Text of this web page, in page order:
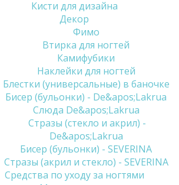
Кисти для дизайна
Декор
Фимо
Втирка для ногтей
Камифубики
Наклейки для ногтей
Блестки (универсальные) в баночке
Бисер (бульонки) - De&apos;Lakrua
Слюда De&apos;Lakrua
Стразы (стекло и акрил) -
De&apos;Lakrua
Бисер (бульонки) - SEVERINA
Стразы (акрил и стекло) - SEVERINA
Средства по уходу за ногтями